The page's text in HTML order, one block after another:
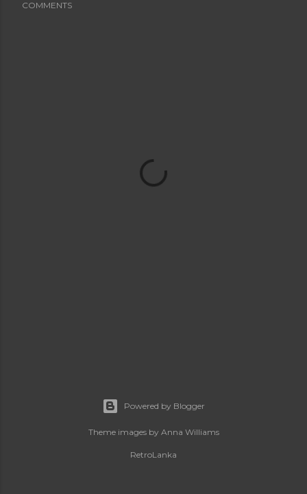
COMMENTS
Powered by Blogger
Theme images by Anna Williams
RetroLanka